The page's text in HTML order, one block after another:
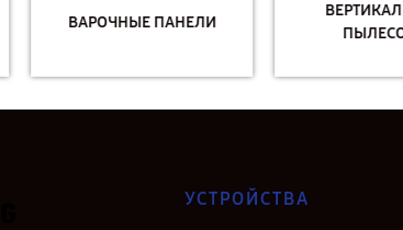
ВАРОЧНЫЕ ПАНЕЛИ
ПЫЛЕСОСЫ
УСТРОЙСТВА